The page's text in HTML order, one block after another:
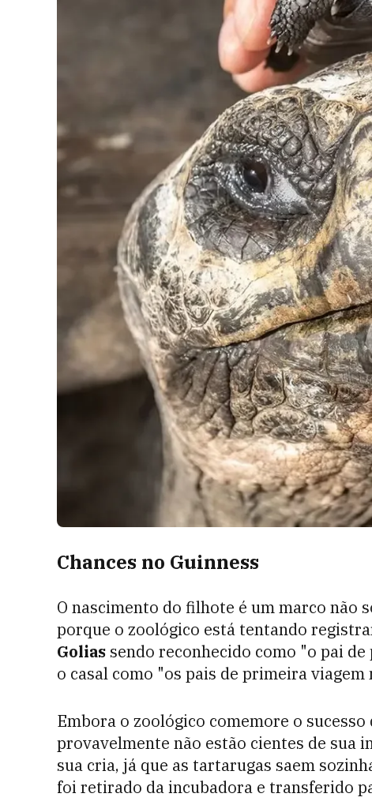
Chances no Guinness
O nascimento do filhote é um marco não
porque o zoológico está tentando
Golias sendo reconhecido como "o pai
o casal como "os pais de primeira viagem
Embora o zoológico comemore o
provavelmente não estão cientes de sua
sua cria, já que as tartarugas saem
foi retirado da incubadora e transferido